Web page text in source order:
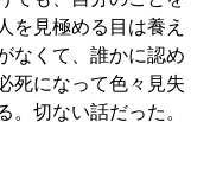
を見極める目は養え
なくて、誰かに認め
死になって色々見失
。切ない話だった。